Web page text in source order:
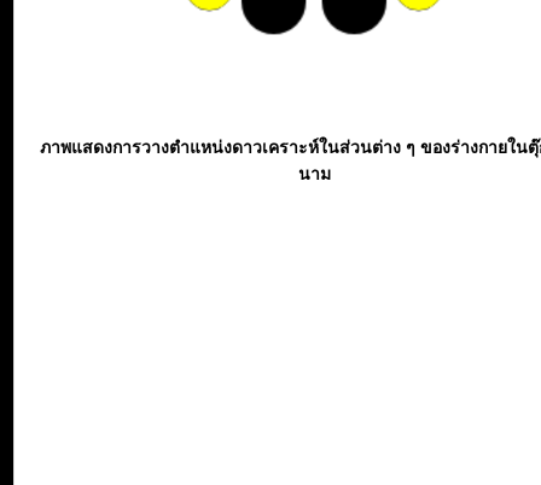
ภาพแสดงการวางตำแหน่งดาวเคราะห์ในส่วนต่าง ๆ ของร่างกายใน
นาม